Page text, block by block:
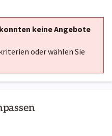
keine Angebote
oder wählen Sie